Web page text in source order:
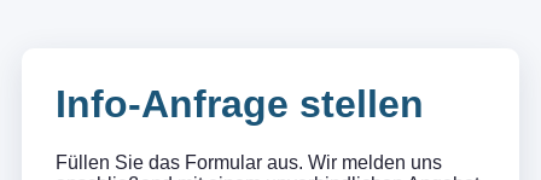
Info-Anfrage stellen
Füllen Sie das Formular aus. Wir melden uns